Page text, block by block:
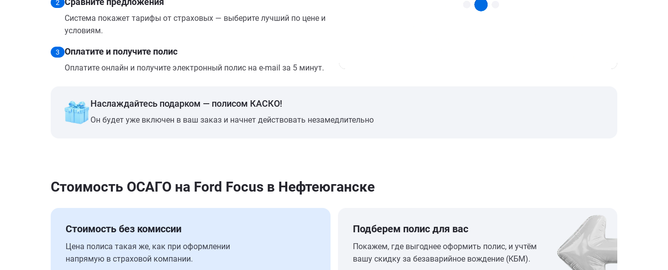
2
Система покажет тарифы от страховых — выберите лучший по цене и
условиям.
3 Оплатите и получите полис
Оплатите онлайн и получите электронный полис на e-mail за 5 минут.
Наслаждайтесь подарком — полисом КАСКО!
Он будет уже включен в ваш заказ и начнет действовать незамедлительно
Стоимость ОСАГО на Ford Focus в Нефтеюганске
Стоимость без комиссии
Цена полиса такая же, как при оформлении
напрямую в страховой компании.
Подберем полис для вас
Покажем, где выгоднее оформить полис, и учтём
вашу скидку за безаварийное вождение (КБМ).